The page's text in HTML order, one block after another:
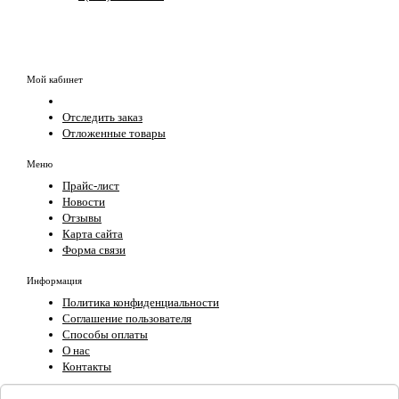
Мой кабинет
Отследить заказ
Отложенные товары
Меню
Прайс-лист
Новости
Отзывы
Карта сайта
Форма связи
Информация
Политика конфиденциальности
Соглашение пользователя
Способы оплаты
О нас
Контакты